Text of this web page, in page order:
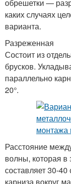
обрешетки —
каких случаях
варианта.
Разреженная
Состоит из
брусков.
параллельно
20°.
Расстояние
волны, которая
составляет 30-